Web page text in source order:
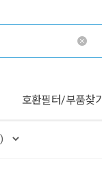
호환필터/부품찾기